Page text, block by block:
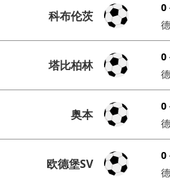
科布伦茨
0
塔比柏林
0
奥本
0
欧德堡SV
0